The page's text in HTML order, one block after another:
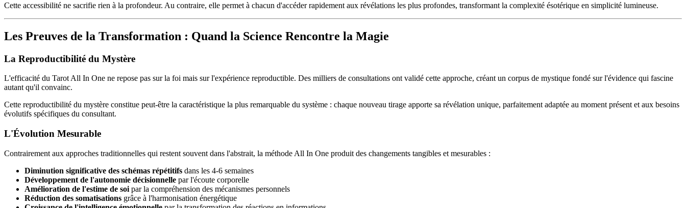
Cette accessibilité ne sacrifie rien à la profondeur. Au contraire, elle permet à chacun d'accéder rapidement aux révélations les plus profondes, transformant la complexité ésotérique en simplicité lumineuse.
Les Preuves de la Transformation : Quand la Science Rencontre la Magie
La Reproductibilité du Mystère
L'efficacité du Tarot All In One ne repose pas sur la foi mais sur l'expérience reproductible. Des milliers de consultations ont validé cette approche, créant un corpus de mystique fondé sur l'évidence qui fascine
autant qu'il convainc.
Cette reproductibilité du mystère constitue peut-être la caractéristique la plus remarquable du système : chaque nouveau tirage apporte sa révélation unique, parfaitement adaptée au moment présent et aux besoins
évolutifs spécifiques du consultant.
L'Évolution Mesurable
Contrairement aux approches traditionnelles qui restent souvent dans l'abstrait, la méthode All In One produit des changements tangibles et mesurables :
Diminution significative des schémas répétitifs dans les 4-6 semaines
Développement de l'autonomie décisionnelle par l'écoute corporelle
Amélioration de l'estime de soi par la compréhension des mécanismes personnels
Réduction des somatisations grâce à l'harmonisation énergétique